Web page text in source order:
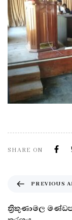
SHARE ON
PREVIOUS
ත්‍රිකුණාමල